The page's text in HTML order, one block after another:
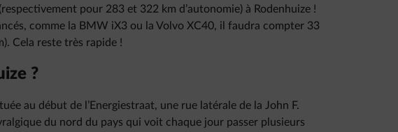
pour 283 et 322 km d’autonomie) à Rodenhuize !
comme la BMW iX3 ou la Volvo XC40, il faudra compter 33
Cela reste très rapide !
?
au début de l’Energiestraat, une rue latérale de la John F.
du nord du pays qui voit chaque jour passer plusieurs